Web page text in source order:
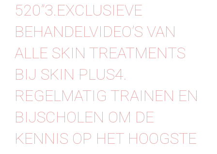
520”3.EXCLUSIEVE
BEHANDELVIDEO’S VAN
ALLE SKIN TREATMENTS
BIJ SKIN PLUS4.
REGELMATIG TRAINEN EN
BIJSCHOLEN OM DE
KENNIS OP HET HOOGSTE